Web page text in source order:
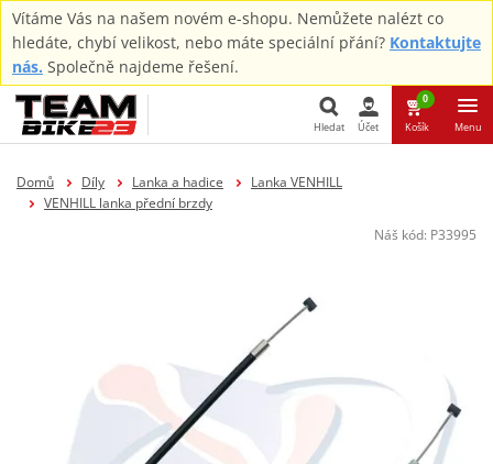
Vítáme Vás na našem novém e-shopu. Nemůžete nalézt co
hledáte, chybí velikost, nebo máte speciální přání? Kontaktujte
nás. Společně najdeme řešení.
Hledat Účet
0
Košík Menu
Domů Díly Lanka a hadice
Lanka VENHILL
VENHILL lanka přední brzdy
Náš kód: P33995